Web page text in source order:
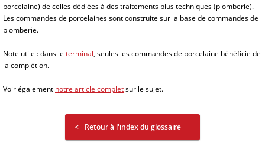
porcelaine) de celles dédiées à des traitements plus techniques (plomberie).
Les commandes de porcelaines sont construite sur la base de commandes de
plomberie.
Note utile : dans le terminal, seules les commandes de porcelaine bénéficie de
la complétion.
Voir également notre article completsur le sujet.
Retour à l'index du glossaire